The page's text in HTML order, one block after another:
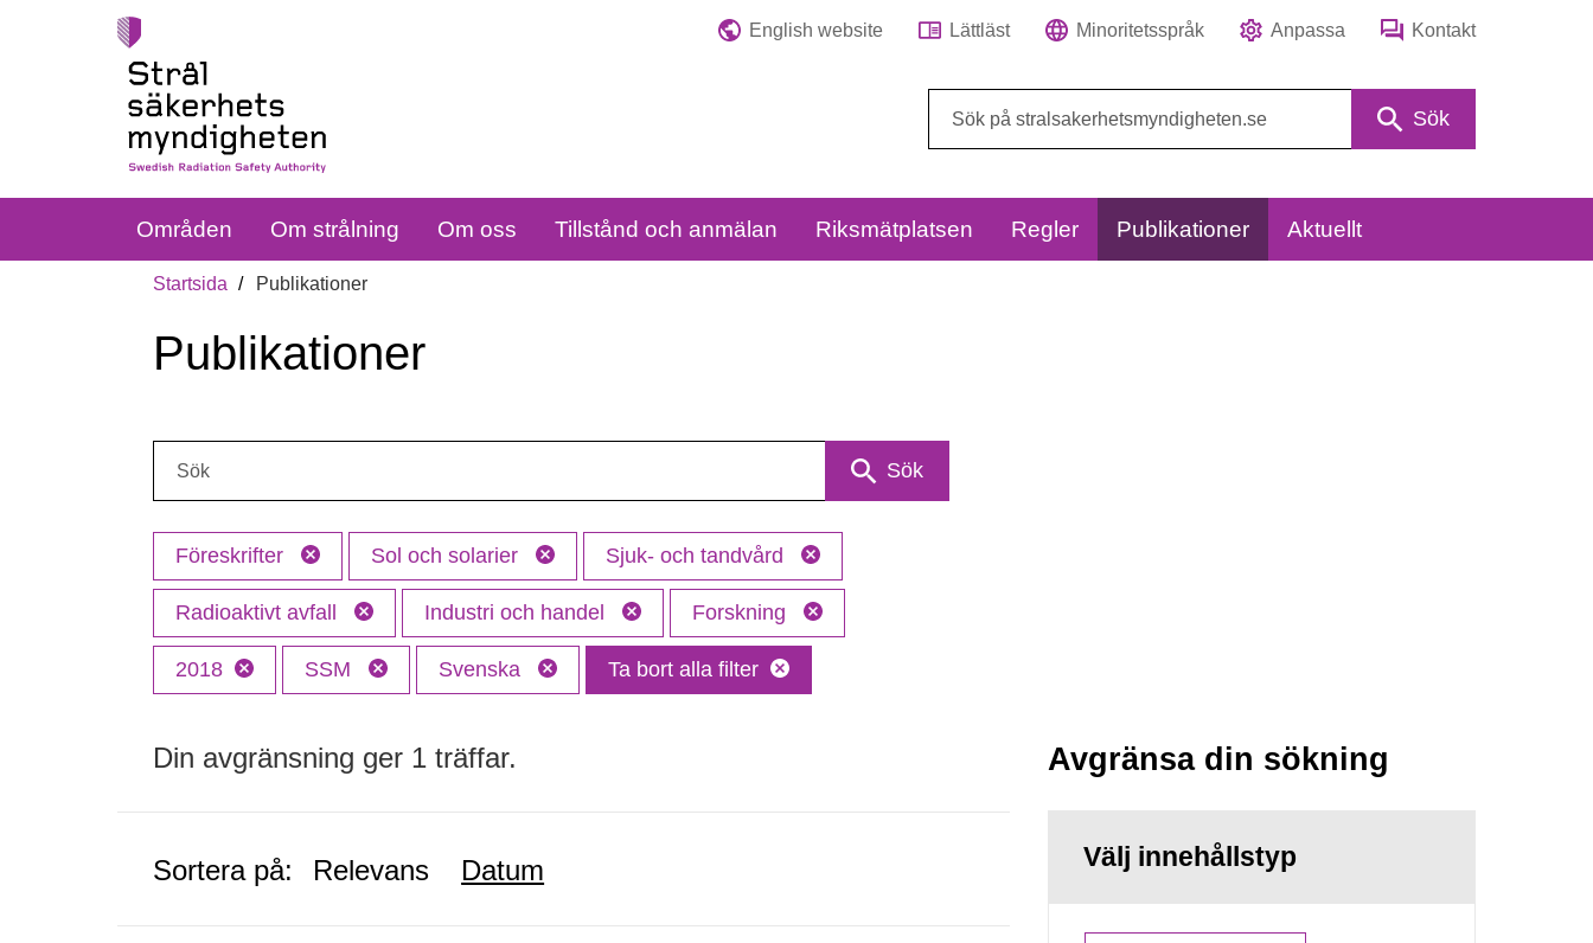
English website Lättläst Minoritetsspråk Anpassa Kontakt
Sök
Områden Om strålning Om oss Tillstånd och anmälan Riksmätplatsen Regler Publikationer Aktuellt
Startsida Publikationer
Publikationer
Sök
Föreskrifter Sol och solarier Sjuk- och tandvård
Radioaktivt avfall Industri och handel Forskning
2018 SSM Svenska Ta bort alla filter
Din avgränsning ger 1 träffar.
Sortera på: Relevans Datum
Avgränsa din sökning
Välj innehållstyp